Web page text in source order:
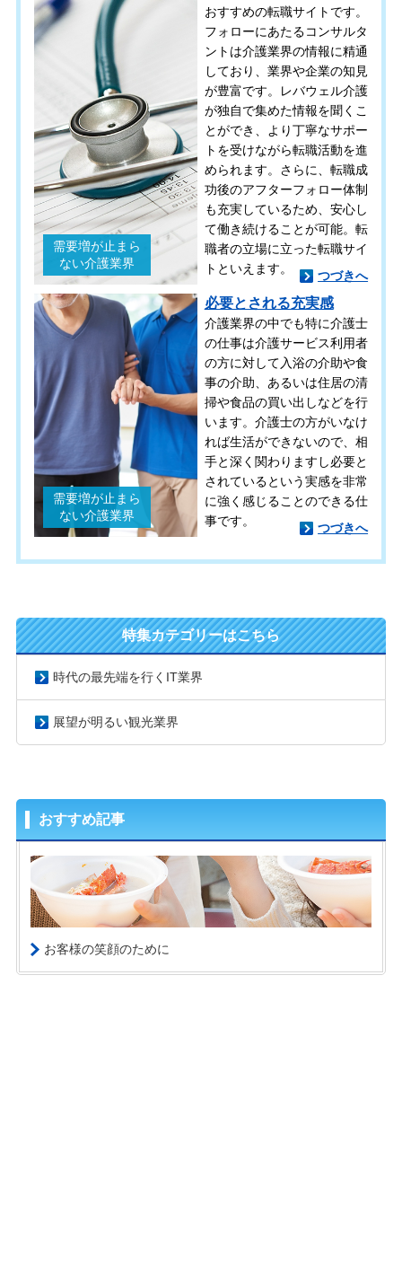
需要増が止まら
ない介護業界
おすすめの転職サイトです。
フォローにあたるコンサルタ
ントは介護業界の情報に精通
しており、業界や企業の知見
が豊富です。レバウェル介護
が独自で集めた情報を聞くこ
とができ、より丁寧なサポー
トを受けながら転職活動を進
められます。さらに、転職成
功後のアフターフォロー体制
も充実しているため、安心し
て働き続けることが可能。転
職者の立場に立った転職サイ
トといえます。
つづきへ
需要増が止まら
ない介護業界
必要とされる充実感
介護業界の中でも特に介護士
の仕事は介護サービス利用者
の方に対して入浴の介助や食
事の介助、あるいは住居の清
掃や食品の買い出しなどを行
います。介護士の方がいなけ
れば生活ができないので、相
手と深く関わりますし必要と
されているという実感を非常
に強く感じることのできる仕
事です。
つづきへ
特集カテゴリーはこちら
時代の最先端を行くIT業界
展望が明るい観光業界
おすすめ記事
お客様の笑顔のために